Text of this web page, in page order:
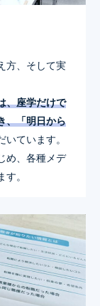
方、そして実
、座学だけで
、「明日から
いています。
め、各種メデ
。